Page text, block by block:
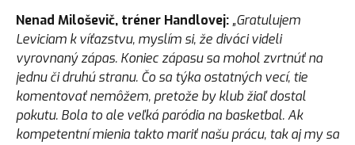
Nenad Miloševič, tréner Handlovej: „Gratulujem
Leviciam k víťazstvu, myslím si, že diváci videli
vyrovnaný zápas. Koniec zápasu sa mohol zvrtnúť na
jednu či druhú stranu. Čo sa týka ostatných vecí, tie
komentovať nemôžem, pretože by klub žiaľ dostal
pokutu. Bola to ale veľká paródia na basketbal. Ak
kompetentní mienia takto mariť našu prácu, tak aj my sa